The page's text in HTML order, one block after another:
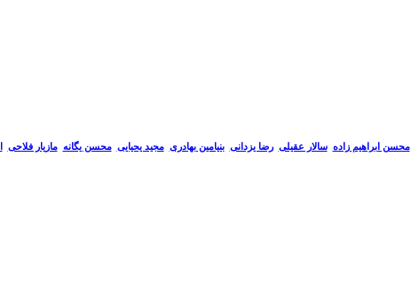
محسن ابراهیم زاده سالار عقیلی رضا یزدانی بنیامین بهادری مجید یحیایی محسن یگانه مازیار فلاحی